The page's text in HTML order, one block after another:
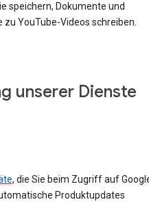
speichern, Dokumente und
zu YouTube-Videos schreiben.
unserer Dienste
, die Sie beim Zugriff auf
Produktupdates